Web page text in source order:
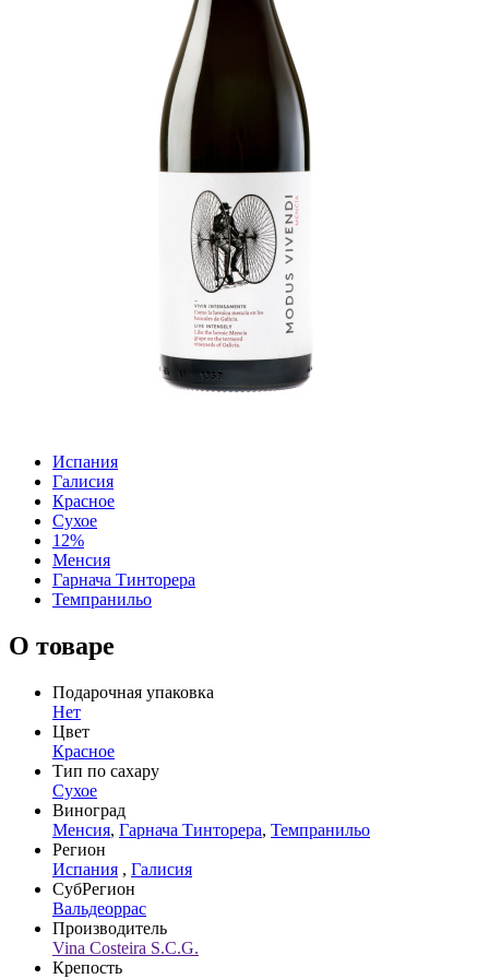
Испания
Галисия
Красное
Сухое
12%
Менсия
Гарнача Тинторера
Темпранильо
О товаре
Подарочная упаковка
Нет
Цвет
Красное
Тип по сахару
Сухое
Виноград
Менсия, Гарнача Тинторера, Темпранильо
Регион
Испания , Галисия
СубРегион
Вальдеоррас
Производитель
Vina Costeira S.C.G.
Крепость